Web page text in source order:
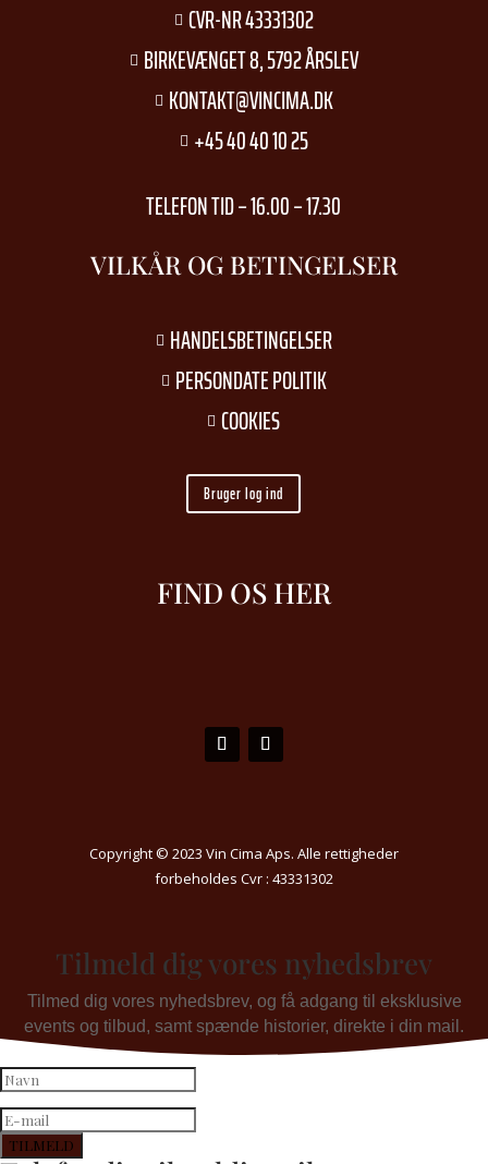
 CVR-NR 43331302
 BIRKEVÆNGET 8, 5792 ÅRSLEV
 KONTAKT@VINCIMA.DK
 +45 40 40 10 25
TELEFON TID – 16.00 – 17.30
VILKÅR OG BETINGELSER
 HANDELSBETINGELSER
 PERSONDATE POLITIK
 COOKIES
Bruger log ind
FIND OS HER
Copyright © 2023 Vin Cima Aps. Alle rettigheder
forbeholdes Cvr : 43331302
Tilmeld dig vores nyhedsbrev
Tilmed dig vores nyhedsbrev, og få adgang til eksklusive
events og tilbud, samt spænde historier, direkte i din mail.
TILMELD